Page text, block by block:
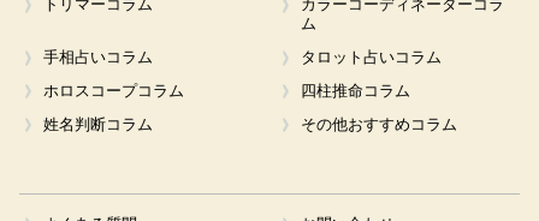
トリマーコラム
カラーコーディネーターコラ
ム
手相占いコラム
タロット占いコラム
ホロスコープコラム
四柱推命コラム
姓名判断コラム
その他おすすめコラム